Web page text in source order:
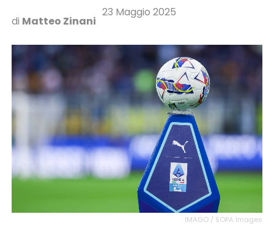
di Matteo Zinani
23 Maggio 2025
IMAGO / SOPA Images